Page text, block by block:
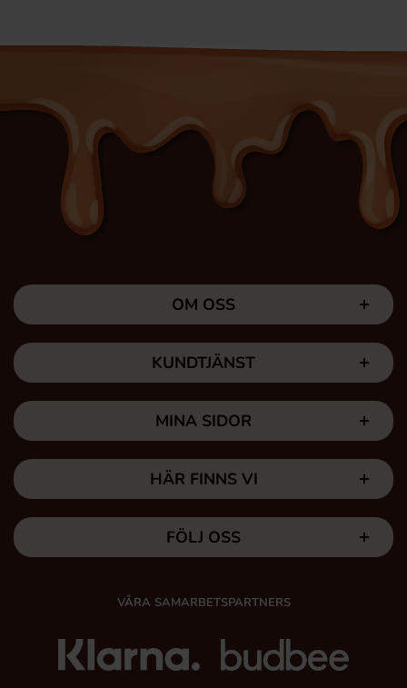
OM OSS
KUNDTJÄNST
MINA SIDOR
HÄR FINNS VI
FÖLJ OSS
VÅRA SAMARBETSPARTNERS